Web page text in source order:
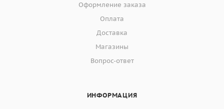
Оформление заказа
Оплата
Доставка
Магазины
Вопрос-ответ
ИНФОРМАЦИЯ